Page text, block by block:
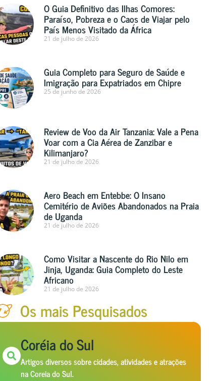
O Guia Definitivo das Ilhas Comores:
Paraíso, Pobreza e o Caos de Viajar pelo
País Menos Visitado da África
21 de julho de 2026
Guia Completo para Seguro de Saúde e
Imigração para Expatriados em Chipre
25 de junho de 2026
Review de Voo da Air Tanzania: Vale a Pena
Voar com a Cia Aérea de Zanzibar e
Kilimanjaro?
21 de julho de 2026
Aero Beach em Entebbe: O Insano
Cemitério de Aviões Abandonados na Praia
de Uganda
21 de julho de 2026
Como Visitar a Nascente do Rio Nilo em
Jinja, Uganda: Guia Completo do Leste
Africano
21 de julho de 2026
Os mais Pesquisados
Coréia do Sul
Artigos diversos sobre cidades, atividades e atrações
na Coreia do Sul.